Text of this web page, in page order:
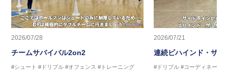
2026/07/28
チームサバイバル2on2
#シュート #ドリブル #オフェンス #トレーニング
2026/07/21
連続ビハインド・ザ・
#ドリブル #コーディネーシ